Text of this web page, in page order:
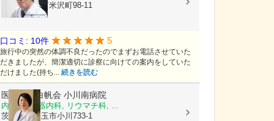
茨城県水戸市米沢町98-11
口コミ: 10件 5
旅行中の突然の体調不良だったのでまずお電話させていた
だきましたが、簡潔適切に診察に向けての案内をしていた
だけました(持ち... 続きを読む
医療法人白帆会 小川南病院
内科, 循環器内科, リウマチ科, ...
茨城県小美玉市小川733-1